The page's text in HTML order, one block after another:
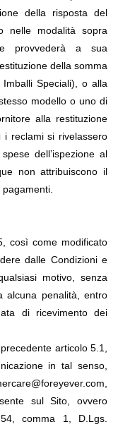
della risposta del
nelle modalità sopra
provvederà a sua
della somma
Speciali), o alla
modello o uno di
alla restituzione
reclami si rivelassero
dell’ispezione al
non attribuiscono il
così come modificato
dalle Condizioni e
motivo, senza
alcuna penalità, entro
di ricevimento dei
articolo 5.1,
in tal senso,
sul Sito, ovvero
comma 1, D.Lgs.